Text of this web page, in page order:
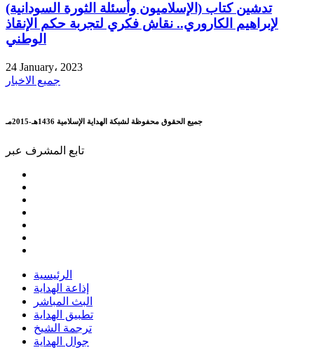
تدشين كتاب (الإسلاميون وأسئلة الثورة السودانية)
لإبراهيم الكاروري.. نقاش فكري لتجربة حكم الإنقاذ
الوطني
24 January، 2023
جميع الاخبار
جميع الحقوق محفوظة لشبكة الهداية الإسلامية 1436هـ-2015مـ
تابع المشرف عبر
الرئيسية
إذاعة الهداية
البث المباشر
تطبيق الهداية
ترجمة الشيخ
جوال الهداية